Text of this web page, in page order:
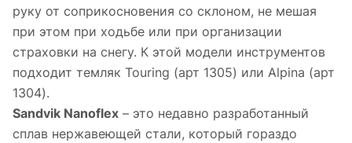
руку от соприкосновения со склоном, не мешая
при этом при ходьбе или при организации
страховки на снегу. К этой модели инструментов
подходит темляк Touring (арт 1305) или Alpina (арт
1304).
Sandvik Nanoflex – это недавно разработанный
сплав нержавеющей стали, который гораздо